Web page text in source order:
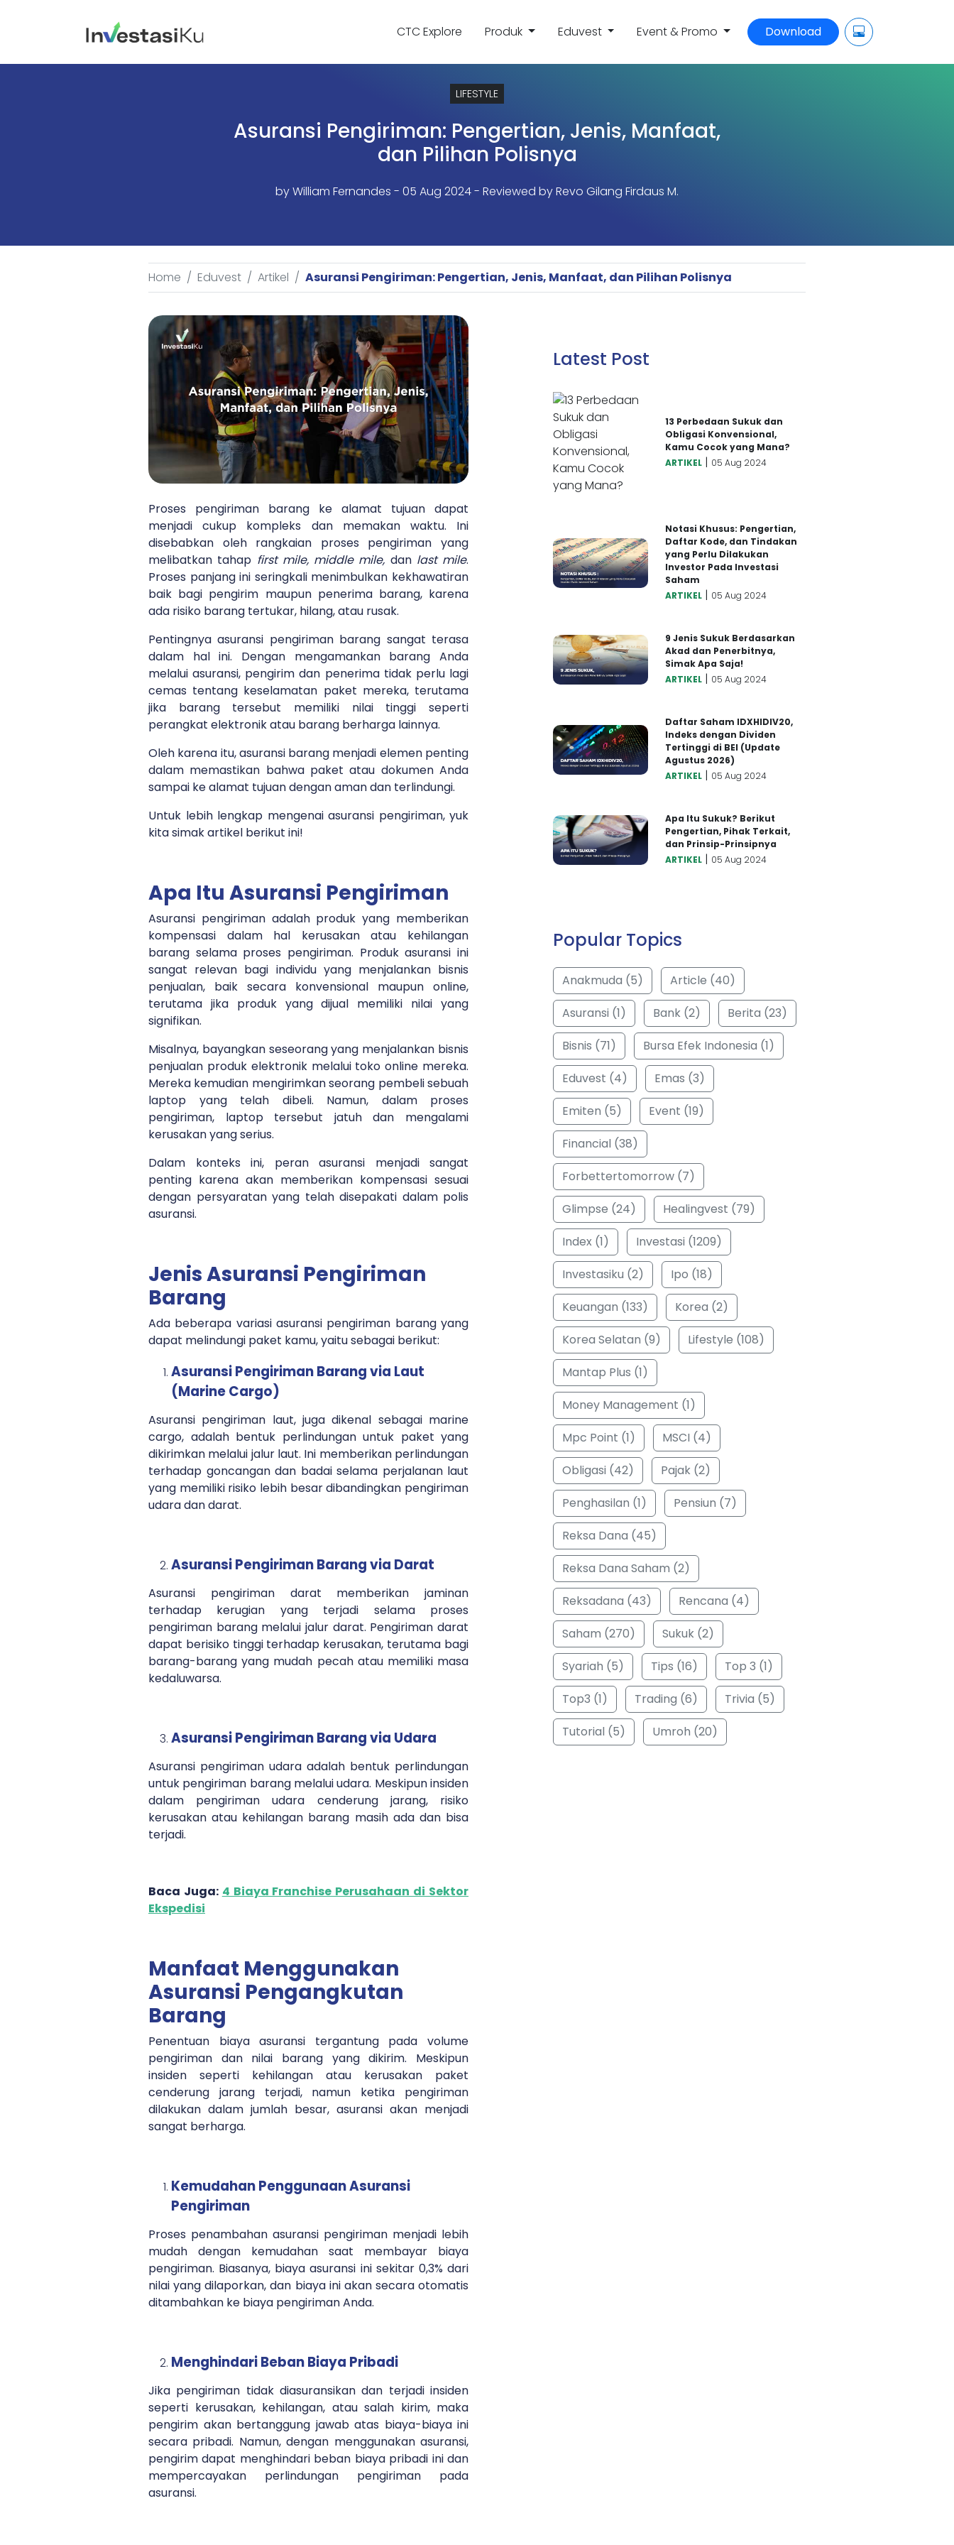
CTC Explore Produk Eduvest Event & Promo Download
LIFESTYLE
Asuransi Pengiriman: Pengertian, Jenis, Manfaat,
dan Pilihan Polisnya
byWilliam Fernandes - 05 Aug 2024 - Reviewed by Revo Gilang Firdaus M.
Home Eduvest Artikel Asuransi Pengiriman: Pengertian, Jenis, Manfaat, dan Pilihan Polisnya
Proses pengiriman barang ke alamat tujuan dapat
menjadi cukup kompleks dan memakan waktu. Ini
disebabkan oleh rangkaian proses pengiriman yang
melibatkan tahap first mile, middle mile, dan last mile.
Proses panjang ini seringkali menimbulkan kekhawatiran
baik bagi pengirim maupun penerima barang, karena
ada risiko barang tertukar, hilang, atau rusak.
Pentingnya asuransi pengiriman barang sangat terasa
dalam hal ini. Dengan mengamankan barang Anda
melalui asuransi, pengirim dan penerima tidak perlu lagi
cemas tentang keselamatan paket mereka, terutama
jika barang tersebut memiliki nilai tinggi seperti
perangkat elektronik atau barang berharga lainnya.
Oleh karena itu, asuransi barang menjadi elemen penting
dalam memastikan bahwa paket atau dokumen Anda
sampai ke alamat tujuan dengan aman dan terlindungi.
Untuk lebih lengkap mengenai asuransi pengiriman, yuk
kita simak artikel berikut ini!
Apa Itu Asuransi Pengiriman
Asuransi pengiriman adalah produk yang memberikan
kompensasi dalam hal kerusakan atau kehilangan
barang selama proses pengiriman. Produk asuransi ini
sangat relevan bagi individu yang menjalankan bisnis
penjualan, baik secara konvensional maupun online,
terutama jika produk yang dijual memiliki nilai yang
signifikan.
Misalnya, bayangkan seseorang yang menjalankan bisnis
penjualan produk elektronik melalui toko online mereka.
Mereka kemudian mengirimkan seorang pembeli sebuah
laptop yang telah dibeli. Namun, dalam proses
pengiriman, laptop tersebut jatuh dan mengalami
kerusakan yang serius.
Dalam konteks ini, peran asuransi menjadi sangat
penting karena akan memberikan kompensasi sesuai
dengan persyaratan yang telah disepakati dalam polis
asuransi.
Jenis Asuransi Pengiriman
Barang
Ada beberapa variasi asuransi pengiriman barang yang
dapat melindungi paket kamu, yaitu sebagai berikut:
Asuransi Pengiriman Barang via Laut
(Marine Cargo)
Asuransi pengiriman laut, juga dikenal sebagai marine
cargo, adalah bentuk perlindungan untuk paket yang
dikirimkan melalui jalur laut. Ini memberikan perlindungan
terhadap goncangan dan badai selama perjalanan laut
yang memiliki risiko lebih besar dibandingkan pengiriman
udara dan darat.
Asuransi Pengiriman Barang via Darat
Asuransi pengiriman darat memberikan jaminan
terhadap kerugian yang terjadi selama proses
pengiriman barang melalui jalur darat. Pengiriman darat
dapat berisiko tinggi terhadap kerusakan, terutama bagi
barang-barang yang mudah pecah atau memiliki masa
kedaluwarsa.
Asuransi Pengiriman Barang via Udara
Asuransi pengiriman udara adalah bentuk perlindungan
untuk pengiriman barang melalui udara. Meskipun insiden
dalam pengiriman udara cenderung jarang, risiko
kerusakan atau kehilangan barang masih ada dan bisa
terjadi.
Baca Juga: 4 Biaya Franchise Perusahaan di Sektor
Ekspedisi
Manfaat Menggunakan
Asuransi Pengangkutan
Barang
Penentuan biaya asuransi tergantung pada volume
pengiriman dan nilai barang yang dikirim. Meskipun
insiden seperti kehilangan atau kerusakan paket
cenderung jarang terjadi, namun ketika pengiriman
dilakukan dalam jumlah besar, asuransi akan menjadi
sangat berharga.
Kemudahan Penggunaan Asuransi
Pengiriman
Proses penambahan asuransi pengiriman menjadi lebih
mudah dengan kemudahan saat membayar biaya
pengiriman. Biasanya, biaya asuransi ini sekitar 0,3% dari
nilai yang dilaporkan, dan biaya ini akan secara otomatis
ditambahkan ke biaya pengiriman Anda.
Menghindari Beban Biaya Pribadi
Jika pengiriman tidak diasuransikan dan terjadi insiden
seperti kerusakan, kehilangan, atau salah kirim, maka
pengirim akan bertanggung jawab atas biaya-biaya ini
secara pribadi. Namun, dengan menggunakan asuransi,
pengirim dapat menghindari beban biaya pribadi ini dan
mempercayakan perlindungan pengiriman pada
asuransi.
Latest Post
13 Perbedaan Sukuk dan
Obligasi Konvensional,
Kamu Cocok yang Mana?
ARTIKEL | 05 Aug 2024
Notasi Khusus: Pengertian,
Daftar Kode, dan Tindakan
yang Perlu Dilakukan
Investor Pada Investasi
Saham
ARTIKEL | 05 Aug 2024
9 Jenis Sukuk Berdasarkan
Akad dan Penerbitnya,
Simak Apa Saja!
ARTIKEL | 05 Aug 2024
Daftar Saham IDXHIDIV20,
Indeks dengan Dividen
Tertinggi di BEI (Update
Agustus 2026)
ARTIKEL | 05 Aug 2024
Apa Itu Sukuk? Berikut
Pengertian, Pihak Terkait,
dan Prinsip-Prinsipnya
ARTIKEL | 05 Aug 2024
Popular Topics
Anakmuda (5)
Article (40)
Asuransi (1)
Bank (2)
Berita (23)
Bisnis (71)
Bursa Efek Indonesia (1)
Eduvest (4)
Emas (3)
Emiten (5)
Event (19)
Financial (38)
Forbettertomorrow (7)
Glimpse (24)
Healingvest (79)
Index (1)
Investasi (1209)
Investasiku (2)
Ipo (18)
Keuangan (133)
Korea (2)
Korea Selatan (9)
Lifestyle (108)
Mantap Plus (1)
Money Management (1)
Mpc Point (1)
MSCI (4)
Obligasi (42)
Pajak (2)
Penghasilan (1)
Pensiun (7)
Reksa Dana (45)
Reksa Dana Saham (2)
Reksadana (43)
Rencana (4)
Saham (270)
Sukuk (2)
Syariah (5)
Tips (16)
Top 3 (1)
Top3 (1)
Trading (6)
Trivia (5)
Tutorial (5)
Umroh (20)